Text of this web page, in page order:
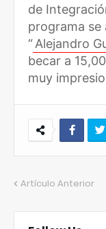
de
programa se
“Alejandro
becar a
muy
Artículo Anterior